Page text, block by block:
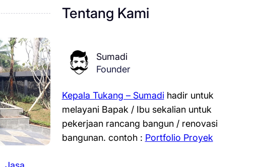
Tentang Kami
Sumadi
Founder
Kepala Tukang – Sumadihadir untuk
melayani Bapak / Ibu sekalian untuk
pekerjaan rancang bangun / renovasi
bangunan. contoh : Portfolio Proyek